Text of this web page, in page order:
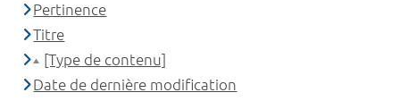
Pertinence
Titre
[Type de contenu]
Date de dernière modification